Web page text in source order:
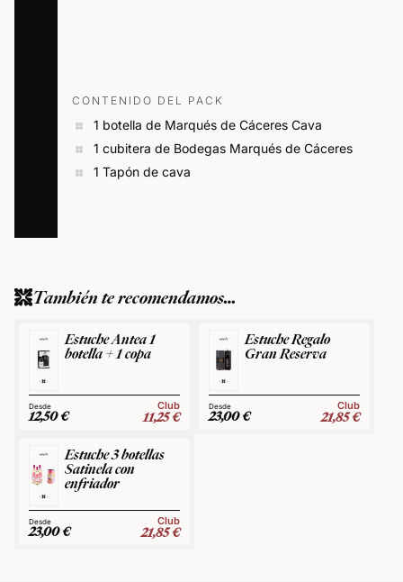
CONTENIDO DEL PACK
1 botella de Marqués de Cáceres Cava
1 cubitera de Bodegas Marqués de Cáceres
1 Tapón de cava
También te recomendamos…
Estuche Antea 1
botella + 1 copa
12,50€
Club
11,25€
Estuche Regalo
Gran Reserva
23,00€
Club
21,85€
Estuche 3 botellas
Satinela con
enfriador
23,00€
Club
21,85€